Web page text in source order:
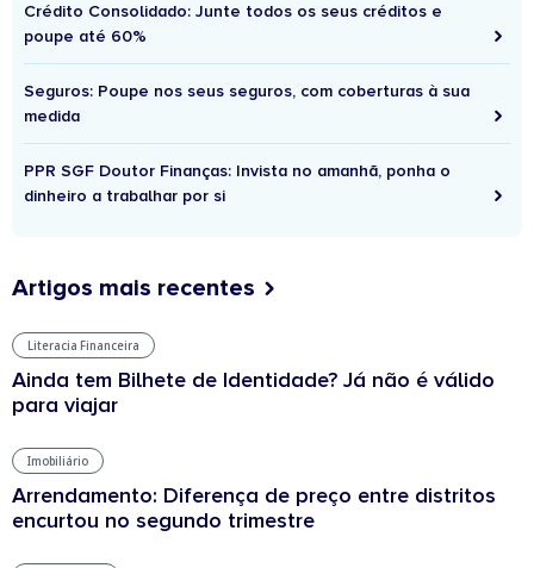
Crédito Consolidado: Junte todos os seus créditos e
poupe até 60%
Seguros: Poupe nos seus seguros, com coberturas à sua
medida
PPR SGF Doutor Finanças: Invista no amanhã, ponha o
dinheiro a trabalhar por si
Artigos mais recentes
Literacia Financeira
Ainda tem Bilhete de Identidade? Já não é válido
para viajar
Imobiliário
Arrendamento: Diferença de preço entre distritos
encurtou no segundo trimestre